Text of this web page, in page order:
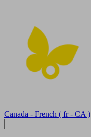
Canada - French ( fr - CA )